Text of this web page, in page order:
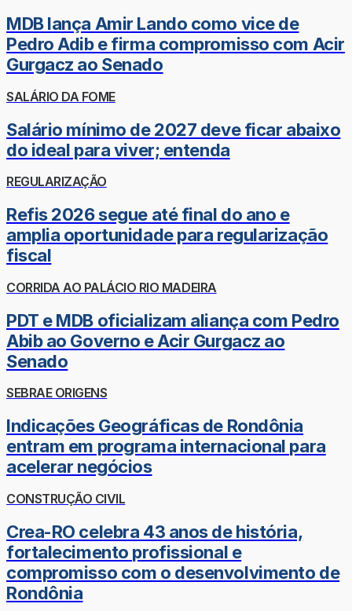
MDB lança Amir Lando como vice de
Pedro Adib e firma compromisso com Acir
Gurgacz ao Senado
SALÁRIO DA FOME
Salário mínimo de 2027 deve ficar abaixo
do ideal para viver; entenda
REGULARIZAÇÃO
Refis 2026 segue até final do ano e
amplia oportunidade para regularização
fiscal
CORRIDA AO PALÁCIO RIO MADEIRA
PDT e MDB oficializam aliança com Pedro
Abib ao Governo e Acir Gurgacz ao
Senado
SEBRAE ORIGENS
Indicações Geográficas de Rondônia
entram em programa internacional para
acelerar negócios
CONSTRUÇÃO CIVIL
Crea-RO celebra 43 anos de história,
fortalecimento profissional e
compromisso com o desenvolvimento de
Rondônia